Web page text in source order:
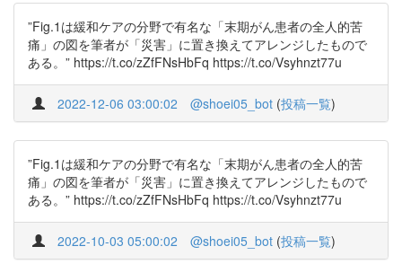
”Fig.1は緩和ケアの分野で有名な「末期がん患者の全人的苦
痛」の図を筆者が「災害」に置き換えてアレンジしたもので
ある。” https://t.co/zZfFNsHbFq https://t.co/Vsyhnzt77u
2022-12-06 03:00:02 @shoei05_bot (投稿一覧)
”Fig.1は緩和ケアの分野で有名な「末期がん患者の全人的苦
痛」の図を筆者が「災害」に置き換えてアレンジしたもので
ある。” https://t.co/zZfFNsHbFq https://t.co/Vsyhnzt77u
2022-10-03 05:00:02 @shoei05_bot (投稿一覧)